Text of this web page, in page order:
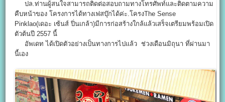
ปล.ท่านผู้สนใจสามารถติดต่อสอบถามทางโทรศัพท์และติดตามความ
คืบหน้าของ โครงการได้ทางเฟสบุ๊กได้ค่ะ.โครงThe Sense
Pinklao(เดอะ เซ้นส์ ปิ่นเกล้า)มีการก่อสร้างใกล้แล้วเสร็จเตรียมพร้อมเปิด
ตัวต้นปี 2557 นี้
อัพเดท ได้เปิดตัวอย่างเป็นทางการไปแล้ว ช่วงเดือนมิถุนา ที่ผ่านมา
นี้เอง